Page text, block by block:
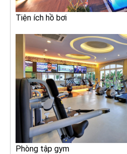
Tiện ích hồ bơi
Phòng tập gym